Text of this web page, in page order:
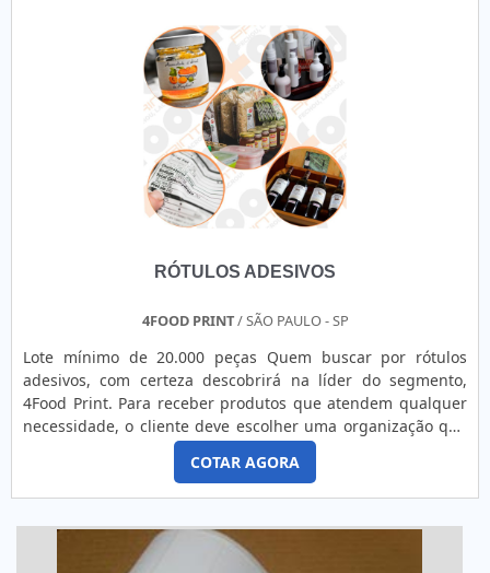
RÓTULOS ADESIVOS
4FOOD PRINT/ SÃO PAULO - SP
Lote mínimo de 20.000 peças Quem buscar por rótulos
adesivos, com certeza descobrirá na líder do segmento,
4Food Print. Para receber produtos que atendem qualquer
necessidade, o cliente deve escolher uma organização que
se destaque por um bom suporte pré-venda e tenha ampla
experiência no ramo.MAIS DETALHES INTERESSANTES
SOBRE RÓTULOS ADESIVOSQuem precisa de rótulos
serviços, consegue encont...
COTAR AGORA